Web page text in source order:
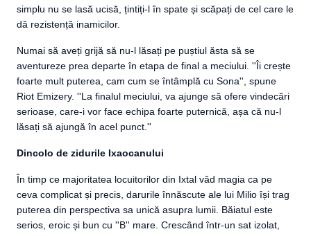
simplu nu se lasă ucisă, țintiți-l în spate și scăpați de cel care le
dă rezistență inamicilor.
Numai să aveți grijă să nu-l lăsați pe puștiul ăsta să se
aventureze prea departe în etapa de final a meciului. ''Îi crește
foarte mult puterea, cam cum se întâmplă cu Sona'', spune
Riot Emizery. ''La finalul meciului, va ajunge să ofere vindecări
serioase, care-i vor face echipa foarte puternică, așa că nu-l
lăsați să ajungă în acel punct.''
Dincolo de zidurile Ixaocanului
În timp ce majoritatea locuitorilor din Ixtal văd magia ca pe
ceva complicat și precis, darurile înnăscute ale lui Milio își trag
puterea din perspectiva sa unică asupra lumii. Băiatul este
serios, eroic și bun cu ''B'' mare. Crescând într-un sat izolat,